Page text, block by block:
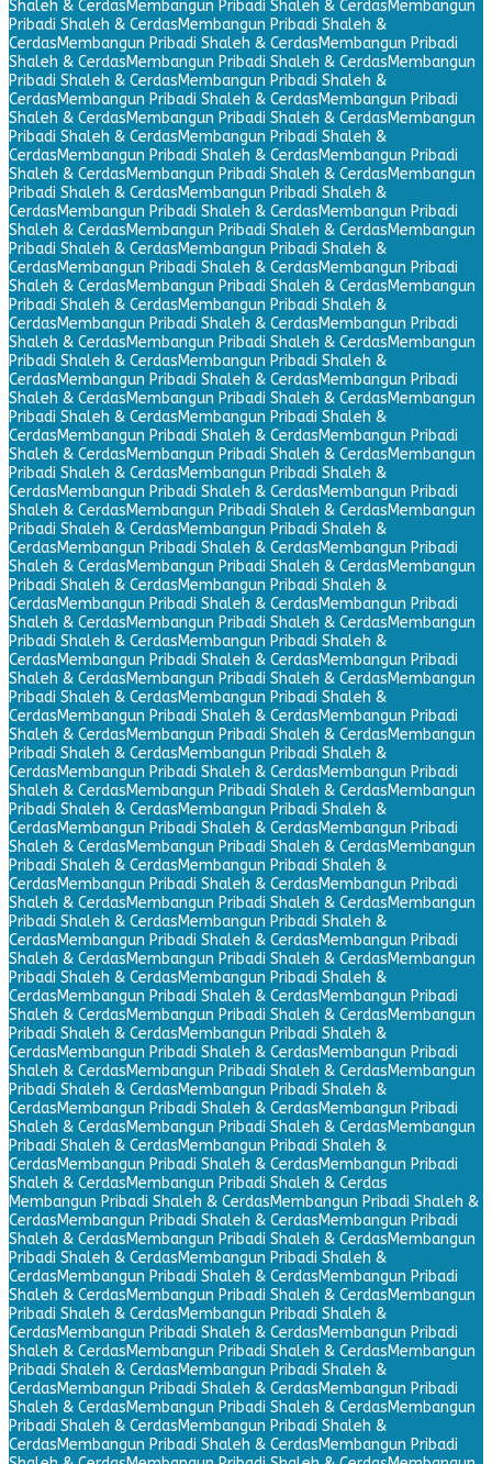
Shaleh & CerdasMembangun Pribadi Shaleh & CerdasMembangun
Pribadi Shaleh & CerdasMembangun Pribadi Shaleh &
CerdasMembangun Pribadi Shaleh & CerdasMembangun Pribadi
Shaleh & CerdasMembangun Pribadi Shaleh & CerdasMembangun
Pribadi Shaleh & CerdasMembangun Pribadi Shaleh &
CerdasMembangun Pribadi Shaleh & CerdasMembangun Pribadi
Shaleh & CerdasMembangun Pribadi Shaleh & CerdasMembangun
Pribadi Shaleh & CerdasMembangun Pribadi Shaleh &
CerdasMembangun Pribadi Shaleh & CerdasMembangun Pribadi
Shaleh & CerdasMembangun Pribadi Shaleh & CerdasMembangun
Pribadi Shaleh & CerdasMembangun Pribadi Shaleh &
CerdasMembangun Pribadi Shaleh & CerdasMembangun Pribadi
Shaleh & CerdasMembangun Pribadi Shaleh & CerdasMembangun
Pribadi Shaleh & CerdasMembangun Pribadi Shaleh &
CerdasMembangun Pribadi Shaleh & CerdasMembangun Pribadi
Shaleh & CerdasMembangun Pribadi Shaleh & CerdasMembangun
Pribadi Shaleh & CerdasMembangun Pribadi Shaleh &
CerdasMembangun Pribadi Shaleh & CerdasMembangun Pribadi
Shaleh & CerdasMembangun Pribadi Shaleh & CerdasMembangun
Pribadi Shaleh & CerdasMembangun Pribadi Shaleh &
CerdasMembangun Pribadi Shaleh & CerdasMembangun Pribadi
Shaleh & CerdasMembangun Pribadi Shaleh & CerdasMembangun
Pribadi Shaleh & CerdasMembangun Pribadi Shaleh &
CerdasMembangun Pribadi Shaleh & CerdasMembangun Pribadi
Shaleh & CerdasMembangun Pribadi Shaleh & CerdasMembangun
Pribadi Shaleh & CerdasMembangun Pribadi Shaleh &
CerdasMembangun Pribadi Shaleh & CerdasMembangun Pribadi
Shaleh & CerdasMembangun Pribadi Shaleh & CerdasMembangun
Pribadi Shaleh & CerdasMembangun Pribadi Shaleh &
CerdasMembangun Pribadi Shaleh & CerdasMembangun Pribadi
Shaleh & CerdasMembangun Pribadi Shaleh & CerdasMembangun
Pribadi Shaleh & CerdasMembangun Pribadi Shaleh &
CerdasMembangun Pribadi Shaleh & CerdasMembangun Pribadi
Shaleh & CerdasMembangun Pribadi Shaleh & CerdasMembangun
Pribadi Shaleh & CerdasMembangun Pribadi Shaleh &
CerdasMembangun Pribadi Shaleh & CerdasMembangun Pribadi
Shaleh & CerdasMembangun Pribadi Shaleh & CerdasMembangun
Pribadi Shaleh & CerdasMembangun Pribadi Shaleh &
CerdasMembangun Pribadi Shaleh & CerdasMembangun Pribadi
Shaleh & CerdasMembangun Pribadi Shaleh & CerdasMembangun
Pribadi Shaleh & CerdasMembangun Pribadi Shaleh &
CerdasMembangun Pribadi Shaleh & CerdasMembangun Pribadi
Shaleh & CerdasMembangun Pribadi Shaleh & CerdasMembangun
Pribadi Shaleh & CerdasMembangun Pribadi Shaleh &
CerdasMembangun Pribadi Shaleh & CerdasMembangun Pribadi
Shaleh & CerdasMembangun Pribadi Shaleh & CerdasMembangun
Pribadi Shaleh & CerdasMembangun Pribadi Shaleh &
CerdasMembangun Pribadi Shaleh & CerdasMembangun Pribadi
Shaleh & CerdasMembangun Pribadi Shaleh & CerdasMembangun
Pribadi Shaleh & CerdasMembangun Pribadi Shaleh &
CerdasMembangun Pribadi Shaleh & CerdasMembangun Pribadi
Shaleh & CerdasMembangun Pribadi Shaleh & CerdasMembangun
Pribadi Shaleh & CerdasMembangun Pribadi Shaleh &
CerdasMembangun Pribadi Shaleh & CerdasMembangun Pribadi
Shaleh & CerdasMembangun Pribadi Shaleh & CerdasMembangun
Pribadi Shaleh & CerdasMembangun Pribadi Shaleh &
CerdasMembangun Pribadi Shaleh & CerdasMembangun Pribadi
Shaleh & CerdasMembangun Pribadi Shaleh & CerdasMembangun
Pribadi Shaleh & CerdasMembangun Pribadi Shaleh &
CerdasMembangun Pribadi Shaleh & CerdasMembangun Pribadi
Shaleh & CerdasMembangun Pribadi Shaleh & CerdasMembangun
Pribadi Shaleh & CerdasMembangun Pribadi Shaleh &
CerdasMembangun Pribadi Shaleh & CerdasMembangun Pribadi
Shaleh & CerdasMembangun Pribadi Shaleh & Cerdas
Membangun Pribadi Shaleh & CerdasMembangun Pribadi Shaleh &
CerdasMembangun Pribadi Shaleh & CerdasMembangun Pribadi
Shaleh & CerdasMembangun Pribadi Shaleh & CerdasMembangun
Pribadi Shaleh & CerdasMembangun Pribadi Shaleh &
CerdasMembangun Pribadi Shaleh & CerdasMembangun Pribadi
Shaleh & CerdasMembangun Pribadi Shaleh & CerdasMembangun
Pribadi Shaleh & CerdasMembangun Pribadi Shaleh &
CerdasMembangun Pribadi Shaleh & CerdasMembangun Pribadi
Shaleh & CerdasMembangun Pribadi Shaleh & CerdasMembangun
Pribadi Shaleh & CerdasMembangun Pribadi Shaleh &
CerdasMembangun Pribadi Shaleh & CerdasMembangun Pribadi
Shaleh & CerdasMembangun Pribadi Shaleh & CerdasMembangun
Pribadi Shaleh & CerdasMembangun Pribadi Shaleh &
CerdasMembangun Pribadi Shaleh & CerdasMembangun Pribadi